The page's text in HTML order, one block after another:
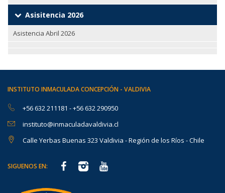
Asisitencia 2026
Asistencia Abril 2026
INSTITUTO INMACULADA CONCEPCIÓN - VALDIVIA
+56 632 211181 -+56 632 290950
instituto@inmaculadavaldivia.cl
Calle Yerbas Buenas 323 Valdivia - Región de los Ríos - Chile
SIGUENOS EN: